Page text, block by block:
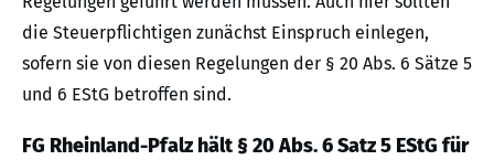
die Steuerpflichtigen zunächst Einspruch einlegen,
sofern sie von diesen Regelungen der § 20 Abs. 6 Sätze 5
und 6 EStG betroffen sind.
FG Rheinland-Pfalz hält § 20 Abs. 6 Satz 5 EStG für